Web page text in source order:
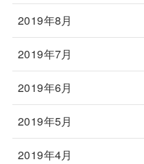
2019年8月
2019年7月
2019年6月
2019年5月
2019年4月